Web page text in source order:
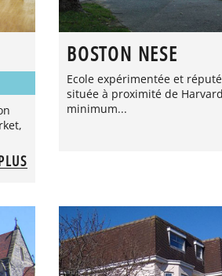
BOSTON NESE
Ecole expérimentée et
située à proximité de
minimum...